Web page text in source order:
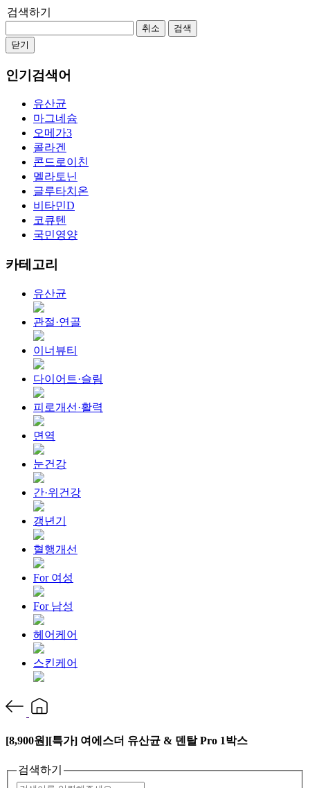
검색하기
취소
검색
닫기
인기검색어
유산균
마그네슘
오메가3
콜라겐
콘드로이친
멜라토닌
글루타치온
비타민D
코큐텐
국민영양
카테고리
유산균
관절·연골
이너뷰티
다이어트·슬림
피로개선·활력
면역
눈건강
간·위건강
갱년기
혈행개선
For 여성
For 남성
헤어케어
스킨케어
[8,900원][특가] 여에스더 유산균 & 덴탈 Pro 1박스
검색하기